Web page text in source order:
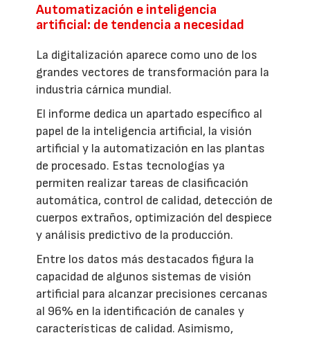
Automatización e inteligencia
artificial: de tendencia a necesidad
La digitalización aparece como uno de los
grandes vectores de transformación para la
industria cárnica mundial.
El informe dedica un apartado específico al
papel de la inteligencia artificial, la visión
artificial y la automatización en las plantas
de procesado. Estas tecnologías ya
permiten realizar tareas de clasificación
automática, control de calidad, detección de
cuerpos extraños, optimización del despiece
y análisis predictivo de la producción.
Entre los datos más destacados figura la
capacidad de algunos sistemas de visión
artificial para alcanzar precisiones cercanas
al 96% en la identificación de canales y
características de calidad. Asimismo,